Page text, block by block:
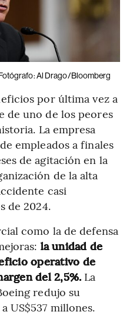
Al Drago/Bloomberg
por última vez a
de uno de los peores
La empresa
empleados a finales
de agitación en la
de la alta
casi
de 2024.
como la de defensa
la unidad de
operativo de
del 2,5%. La
redujo su
US$537 millones.